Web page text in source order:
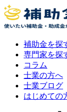
補助金を探
専門家を探
コラム
士業の方へ
士業ブログ
はじめての